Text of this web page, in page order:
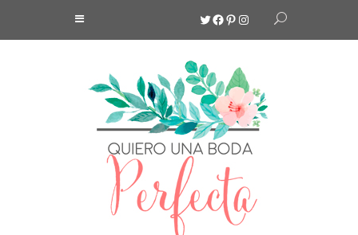
Twitter
Facebook
Pinterest
Instagram